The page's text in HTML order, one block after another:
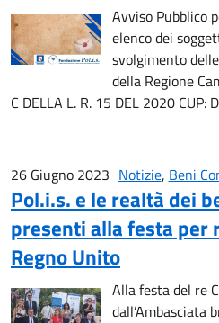
Avviso Pubblico
elenco dei
svolgimento
della Regione
C DELLA L. R. 15 DEL 2020
26 Giugno 2023 Notizie, Beni
Pol.i.s. e le realtà dei
presenti alla festa per
Regno Unito
Alla festa del re
dall’Ambasciata